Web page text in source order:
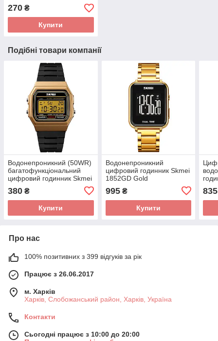
270 ₴
Купити
Подібні товари компанії
Водонепроникний (50WR)
багатофункціональний
цифровий годинник Skmei
380 ₴
Купити
Водонепроникний
цифровий годинник Skmei
1852GD Gold
995₴
Купити
835
Про нас
100% позитивних з 399 відгуків за рік
Працює з 26.06.2017
м. Харків
Харків, Слобожанський район, Харків, Україна
Контакти
Сьогодні працює з 10:00 до 20:00